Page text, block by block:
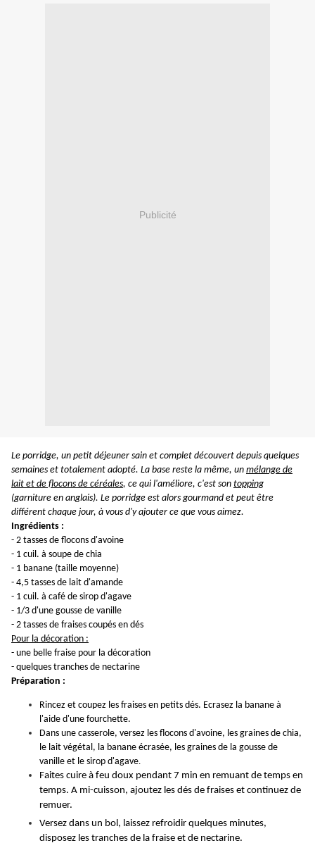
Publicité
Le porridge, un petit déjeuner sain et complet découvert depuis quelques
semaines et totalement adopté. La base reste la même, un mélange de
lait et de flocons de céréales, ce qui l'améliore, c'est son topping
(garniture en anglais). Le porridge est alors gourmand et peut être
différent chaque jour, à vous d'y ajouter ce que vous aimez.
Ingrédients :
- 2 tasses de flocons d'avoine
- 1 cuil. à soupe de chia
- 1 banane (taille moyenne)
- 4,5 tasses de lait d'amande
- 1 cuil. à café de sirop d'agave
- 1/3 d'une gousse de vanille
- 2 tasses de fraises coupés en dés
Pour la décoration :
- une belle fraise pour la décoration
- quelques tranches de nectarine
Préparation :
Rincez et coupez les fraises en petits dés. Ecrasez la banane à
l'aide d'une fourchette.
Dans une casserole, versez les flocons d'avoine, les graines de chia,
le lait végétal, la banane écrasée, les graines de la gousse de
vanille et le sirop d'agave.
Faites cuire à feu doux pendant 7 min en remuant de temps en
temps. A mi-cuisson, ajoutez les dés de fraises et continuez de
remuer.
Versez dans un bol, laissez refroidir quelques minutes,
disposez les tranches de la fraise et de nectarine.